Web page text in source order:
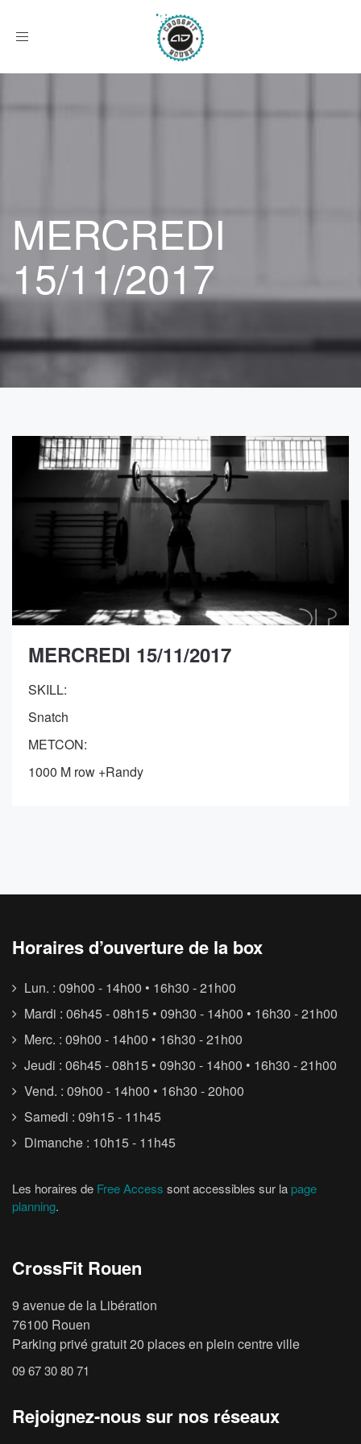
Afficher
MERCREDI
15/11/2017
MERCREDI 15/11/2017
SKILL:
Snatch
METCON:
1000 M row +Randy
Horaires d’ouverture de la box
Lun. : 09h00 - 14h00 • 16h30 - 21h00
Mardi : 06h45 - 08h15 • 09h30 - 14h00 • 16h30 - 21h00
Merc. : 09h00 - 14h00 • 16h30 - 21h00
Jeudi : 06h45 - 08h15 • 09h30 - 14h00 • 16h30 - 21h00
Vend. : 09h00 - 14h00 • 16h30 - 20h00
Samedi : 09h15 - 11h45
Dimanche : 10h15 - 11h45
Les horaires de Free Access sont accessibles sur la page
planning.
CrossFit Rouen
9 avenue de la Libération
76100 Rouen
Parking privé gratuit 20 places en plein centre ville
09 67 30 80 71
Rejoignez-nous sur nos réseaux